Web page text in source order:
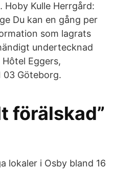
Hoby Kulle Herrgård:
Du kan en gång per
som lagrats
undertecknad
Eggers,
03 Göteborg.
förälskad”
lokaler i Osby bland 16